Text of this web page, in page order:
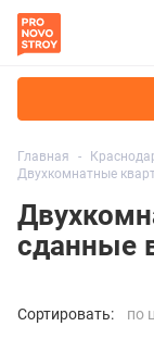
Главная
Двухкомнатные
сданные
Сортировать: по